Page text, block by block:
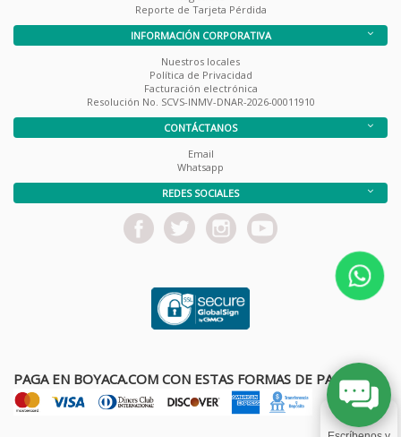
Reporte de Tarjeta Pérdida
INFORMACIÓN CORPORATIVA
Nuestros locales
Política de Privacidad
Facturación electrónica
Resolución No. SCVS-INMV-DNAR-2026-00011910
CONTÁCTANOS
Email
Whatsapp
REDES SOCIALES
PAGA EN BOYACA.COM CON ESTAS FORMAS DE PAGO